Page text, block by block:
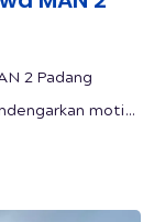
2 Padang
moti...